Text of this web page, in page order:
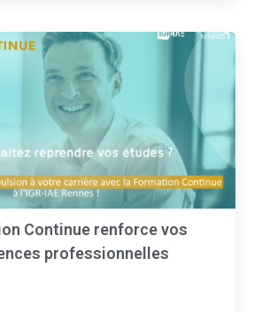
Continue renforce vos
professionnelles